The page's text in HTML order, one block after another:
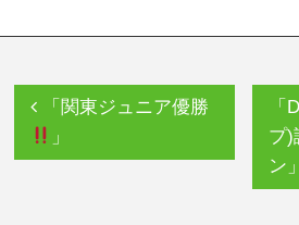
プ)
ン
「関東ジュニア優勝
」